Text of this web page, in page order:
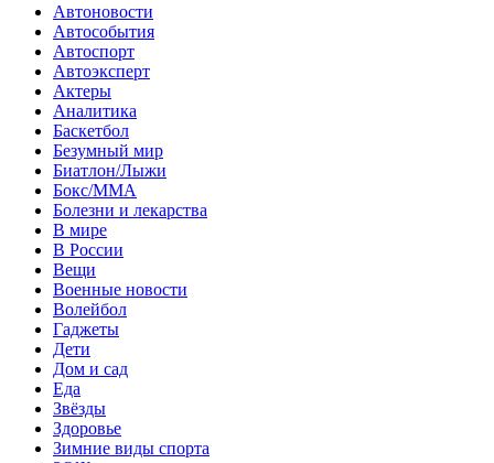
Автоновости
Автособытия
Автоспорт
Автоэксперт
Актеры
Аналитика
Баскетбол
Безумный мир
Биатлон/Лыжи
Бокс/MMA
Болезни и лекарства
В мире
В России
Вещи
Военные новости
Волейбол
Гаджеты
Дети
Дом и сад
Еда
Звёзды
Здоровье
Зимние виды спорта